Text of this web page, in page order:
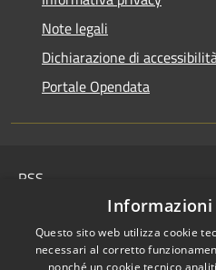
Note legali
Dichiarazione di
Portale Opendata
RSS
Cookie
Mappa del sito
Informazioni
Questo sito web utilizza cookie
necessari al corretto
nonché un cookie tecnico